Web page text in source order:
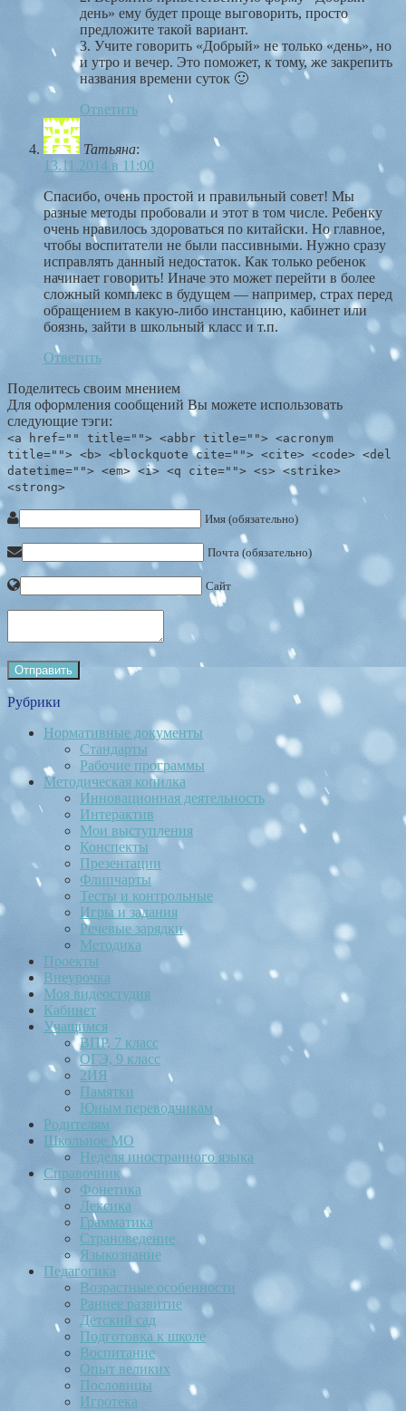
день» ему будет проще выговорить, просто
предложите такой вариант.
3. Учите говорить «Добрый» не только «день», но
и утро и вечер. Это поможет, к тому, же закрепить
названия времени суток 🙂
Ответить
Татьяна:
13.11.2014 в 11:00
Спасибо, очень простой и правильный совет! Мы
разные методы пробовали и этот в том числе. Ребенку
очень нравилось здороваться по китайски. Но главное,
чтобы воспитатели не были пассивными. Нужно сразу
исправлять данный недостаток. Как только ребенок
начинает говорить! Иначе это может перейти в более
сложный комплекс в будущем — например, страх перед
обращением в какую-либо инстанцию, кабинет или
боязнь, зайти в школьный класс и т.п.
Ответить
Поделитесь своим мнением
Для оформления сообщений Вы можете использовать
следующие тэги:
<a href="" title=""> <abbr title=""> <acronym
title=""> <b> <blockquote cite=""> <cite> <code> <del
datetime=""> <em> <i> <q cite=""> <s> <strike>
<strong>
Имя (обязательно)
Почта (обязательно)
Сайт
Рубрики
Нормативные документы
Стандарты
Рабочие программы
Методическая копилка
Инновационная деятельность
Интерактив
Мои выступления
Конспекты
Презентации
Флипчарты
Тесты и контрольные
Игры и задания
Речевые зарядки
Методика
Проекты
Внеурочка
Моя видеостудия
Кабинет
Учащимся
ВПР, 7 класс
ОГЭ, 9 класс
2ИЯ
Памятки
Юным переводчикам
Родителям
Школьное МО
Неделя иностранного языка
Справочник
Фонетика
Лексика
Грамматика
Страноведение
Языкознание
Педагогика
Возрастные особенности
Раннее развитие
Детский сад
Подготовка к школе
Воспитание
Опыт великих
Пословицы
Игротека